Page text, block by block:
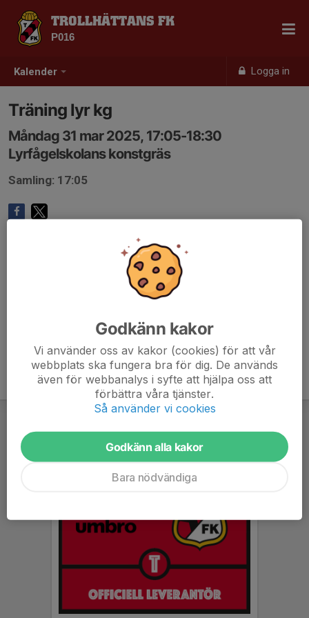
Kalender Logga in
TROLLHÄTTANS FK
P016
Träning lyr kg
Måndag 31 mar 2025, 17:05-18:30
Lyrfågelskolans konstgräs
Samling: 17:05
Godkänn kakor
Vi använder oss av kakor (cookies) för att vår
webbplats ska fungera bra för dig. De används
även för webbanalys i syfte att hjälpa oss att
förbättra våra tjänster.
Så använder vi cookies
Godkänn alla kakor
Bara nödvändiga